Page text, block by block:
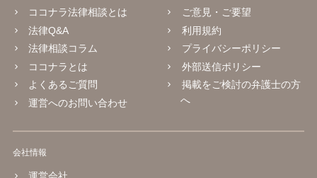
ココナラ法律相談とは
法律Q&A
法律相談コラム
ココナラとは
よくあるご質問
運営へのお問い合わせ
ご意見・ご要望
利用規約
プライバシーポリシー
外部送信ポリシー
掲載をご検討の弁護士の方
へ
会社情報
運営会社